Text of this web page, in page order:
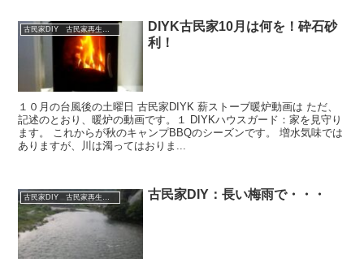
古民家DIY 古民家再生 別荘 リフォーム 小屋 薪ストーブ
DIYK古民家10月は何を！砕石砂
利！
１０月の台風後の土曜日 古民家DIYK 薪ストーブ暖炉動画は ただ、
記述のとおり、暖炉の動画です。１ DIYKハウスガード：家を見守り
ます。 これからが秋のキャンプBBQのシーズンです。 増水気味では
ありますが、川は濁ってはおりま...
古民家DIY：長い梅雨で・・・